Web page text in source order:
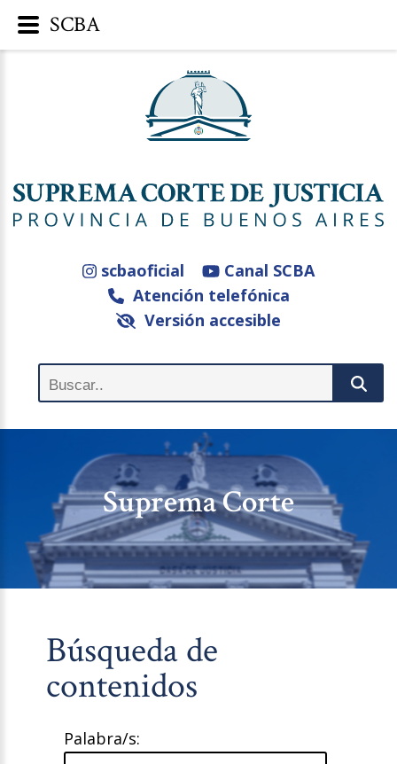
scbaoficial
Canal SCBA
Atención telefónica
Versión accesible
Suprema Corte
Búsqueda de
contenidos
Palabra/s:
SCBA